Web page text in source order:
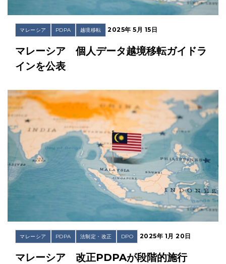
マレーシア PDPA 越境移転 2025年 5月 15日
マレーシア 個人データ越境移転ガイドラ
インを公表
マレーシア PDPA 法制定・改正 DPO 2025年 1月 20日
マレーシア 改正PDPAが段階的施行